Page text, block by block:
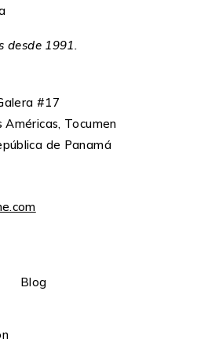
desde 1991.
#17
Tocumen
de Panamá
Blog